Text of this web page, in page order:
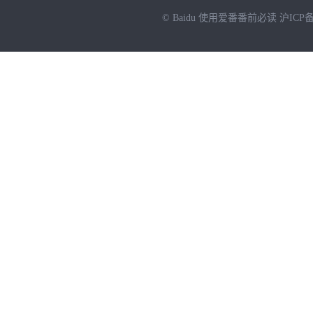
© Baidu 使用爱番番前必读 沪ICP